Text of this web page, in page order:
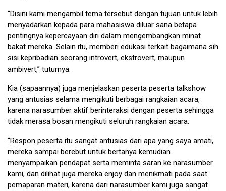
“Disini kami mengambil tema tersebut dengan tujuan untuk lebih
menyadarkan kepada para mahasiswa diluar sana betapa
pentingnya kepercayaan diri dalam mengembangkan minat
bakat mereka. Selain itu, memberi edukasi terkait bagaimana sih
sisi kepribadian seorang introvert, ekstrovert, maupun
ambivert,” tuturnya.
Kia (sapaannya) juga menjelaskan peserta peserta talkshow
yang antusias selama mengikuti berbagai rangkaian acara,
karena narasumber aktif berinteraksi dengan peserta sehingga
tidak merasa bosan mengikuti seluruh rangkaian acara.
“Respon peserta itu sangat antusias dari apa yang saya amati,
mereka sampai berebut untuk bertanya kemudian
menyampaikan pendapat serta meminta saran ke narasumber
kami, dan dilihat juga mereka enjoy dan menikmati pada saat
pemaparan materi, karena dari narasumber kami juga sangat